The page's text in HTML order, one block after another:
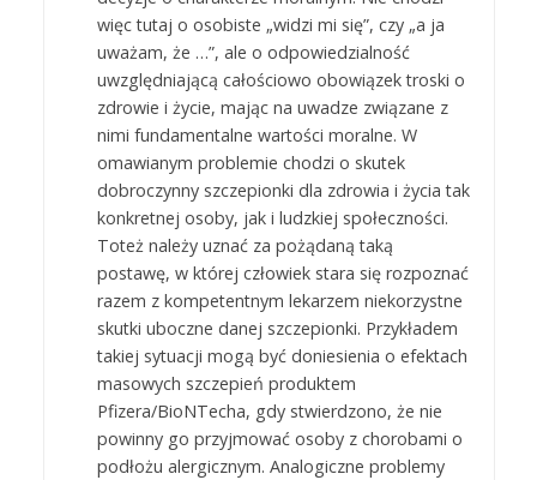
więc tutaj o osobiste „widzi mi się”, czy „a ja
uważam, że …”, ale o odpowiedzialność
uwzględniającą całościowo obowiązek troski o
zdrowie i życie, mając na uwadze związane z
nimi fundamentalne wartości moralne. W
omawianym problemie chodzi o skutek
dobroczynny szczepionki dla zdrowia i życia tak
konkretnej osoby, jak i ludzkiej społeczności.
Toteż należy uznać za pożądaną taką
postawę, w której człowiek stara się rozpoznać
razem z kompetentnym lekarzem niekorzystne
skutki uboczne danej szczepionki. Przykładem
takiej sytuacji mogą być doniesienia o efektach
masowych szczepień produktem
Pfizera/BioNTecha, gdy stwierdzono, że nie
powinny go przyjmować osoby z chorobami o
podłożu alergicznym. Analogiczne problemy